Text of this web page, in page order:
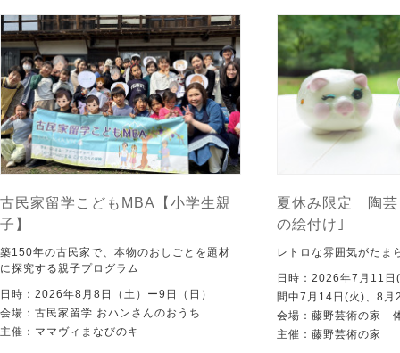
古民家留学こどもMBA【小学生親
子】
築150年の古民家で、本物のおしごとを題材
に探究する親子プログラム
日時：2026年8月8日（土）ー9日（日）
会場：古民家留学 おハンさんのおうち
主催：ママヴィまなびのキ
夏休み限定 陶芸
の絵付け｣
レトロな雰囲気がたま
日時：2026年7月11
間中7月14日(火)、8月
会場：藤野芸術の家
主催：藤野芸術の家